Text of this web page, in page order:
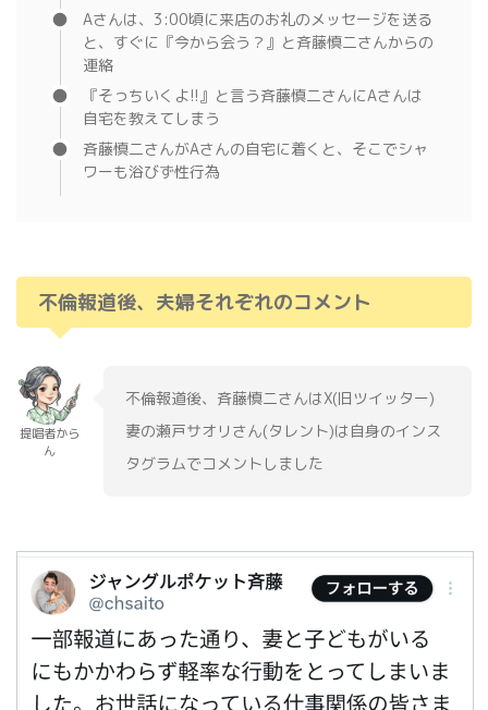
Aさんは、3:00頃に来店のお礼のメッセージを送る
と、すぐに『今から会う？』と斉藤慎二さんからの
連絡
『そっちいくよ!!』と言う斉藤慎二さんにAさんは
自宅を教えてしまう
斉藤慎二さんがAさんの自宅に着くと、そこでシャ
ワーも浴びず性行為
不倫報道後、夫婦それぞれのコメント
提唱者から
ん
不倫報道後、斉藤慎二さんはX(旧ツイッター)
妻の瀬戸サオリさん(タレント)は自身のインス
タグラムでコメントしました